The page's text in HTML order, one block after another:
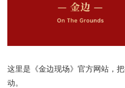
这里是《金边现场》官方网站，
动。